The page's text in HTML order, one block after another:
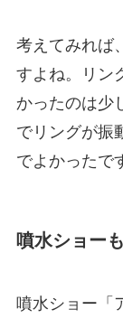
考えてみれば
すよね。リン
かったのは少
でリングが振
でよかったで
噴水ショー
噴水ショー「